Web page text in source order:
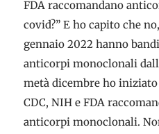
FDA raccomandano
covid?” E ho capito che
gennaio 2022 hanno
anticorpi monoclonali
metà dicembre ho
CDC, NIH e FDA
anticorpi monoclonali.